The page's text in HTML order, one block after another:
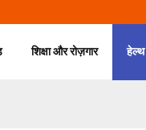
शिक्षा और रोज़गार हेल्थ